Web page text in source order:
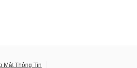
Mật Thông Tin